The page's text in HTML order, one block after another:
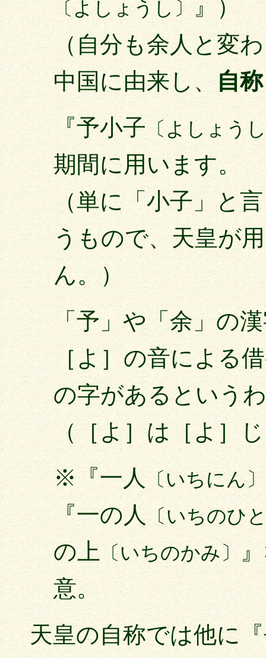
〔よしょうし〕』）
（自分も余人と変
中国に由来し、自
『予小子〔よしょう
期間に用います。
（単に「小子」と
うもので、天皇が
ん。）
「予」や「余」の
［よ］の音による
の字があるという
（［よ］は［よ］
※『一人〔いちにん〕
『一の人〔いちのひ
の上〔いちのかみ〕
意。
天皇の自称では他に